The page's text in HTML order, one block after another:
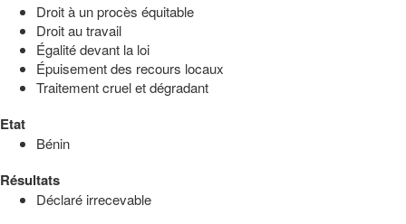
Droit à un procès équitable
Droit au travail
Égalité devant la loi
Épuisement des recours locaux
Traitement cruel et dégradant
Etat
Bénin
Résultats
Déclaré irrecevable